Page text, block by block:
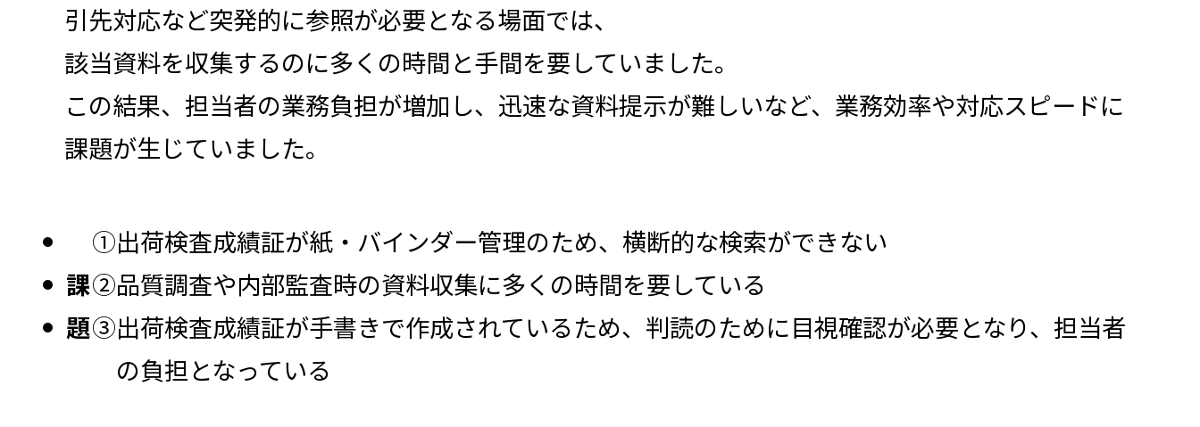
引先対応など突発的に参照が必要となる場面では、
該当資料を収集するのに多くの時間と手間を要していました。
この結果、担当者の業務負担が増加し、迅速な資料提示が難しいなど、業務効率や対応スピードに
課題が生じていました。
課
題
①出荷検査成績証が紙・バインダー管理のため、横断的な検索ができない
②品質調査や内部監査時の資料収集に多くの時間を要している
③出荷検査成績証が手書きで作成されているため、判読のために目視確認が必要となり、担当者
の負担となっている